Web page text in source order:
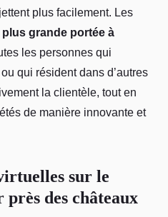
plus facilement. Les
plus grande portée à
les personnes qui
qui résident dans d’autres
la clientèle, tout en
de manière innovante et
sur le
des châteaux